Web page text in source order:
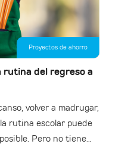
Proyectos de ahorro
del regreso a
volver a madrugar,
rutina escolar puede
Pero no tiene...